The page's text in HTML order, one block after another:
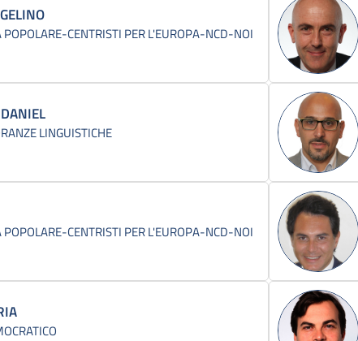
POPOLARE-CENTRISTI PER L'EUROPA-NCD-NOI
LINGUISTICHE
POPOLARE-CENTRISTI PER L'EUROPA-NCD-NOI